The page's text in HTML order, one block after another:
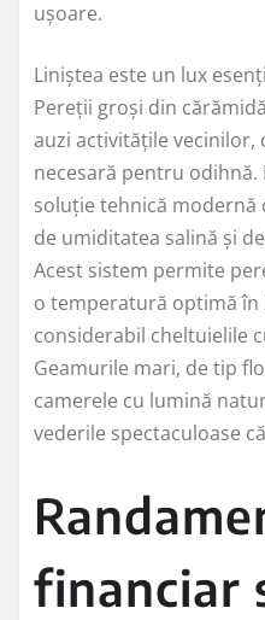
ușoare.
Liniștea este un lux
Pereții groși din
auzi activitățile
necesară pentru odihnă.
soluție tehnică modernă
de umiditatea salină și
Acest sistem permite
o temperatură optimă
considerabil cheltuielile
Geamurile mari, de tip
camerele cu lumină
vederile spectaculoase
financiar